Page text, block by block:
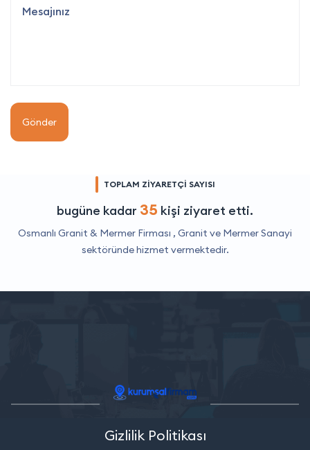
Gönder
TOPLAM ZİYARETÇİ SAYISI
bugüne kadar 35 kişi ziyaret etti.
Osmanlı Granit & Mermer Firması , Granit ve Mermer Sanayi
sektöründe hizmet vermektedir.
Gizlilik Politikası